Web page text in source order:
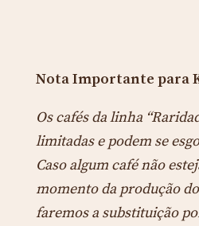
Nota Importante para
Os cafés da linha
limitadas e podem se
Caso algum café não
momento da produção
faremos a substituição